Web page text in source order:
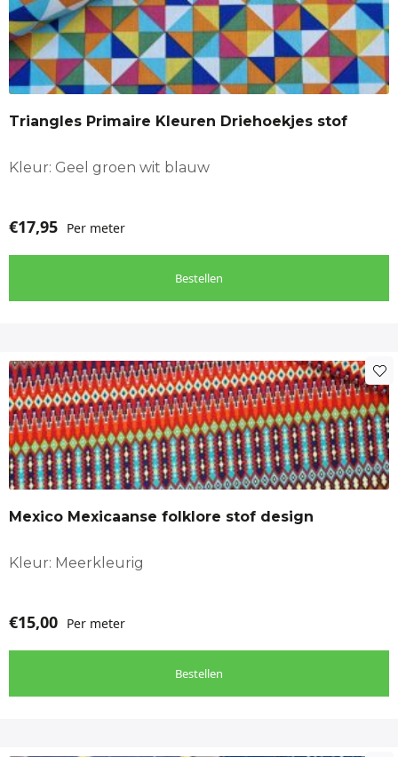
Triangles Primaire Kleuren Driehoekjes stof
Kleur: Geel groen wit blauw
€17,95 Per meter
Bestellen
Mexico Mexicaanse folklore stof design
Kleur: Meerkleurig
€15,00 Per meter
Bestellen